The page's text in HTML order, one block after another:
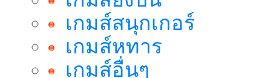
เกมส์สนุกเกอร์
เกมส์หทาร
เกมส์อื่นๆ